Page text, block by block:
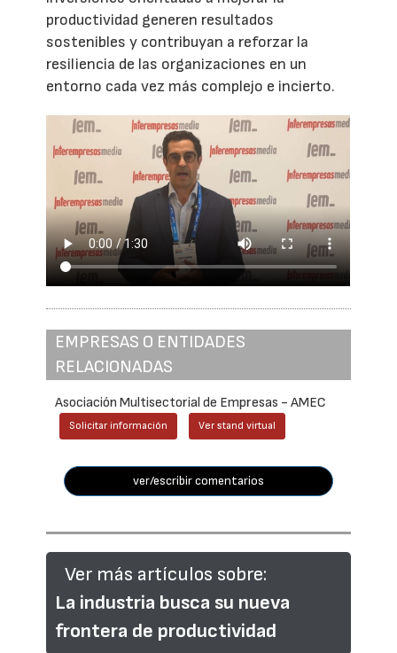
productividad generen resultados
sostenibles y contribuyan a reforzar la
resiliencia de las organizaciones en un
entorno cada vez más complejo e incierto.
EMPRESAS O ENTIDADES
RELACIONADAS
Asociación Multisectorial de Empresas - AMEC
Solicitar información Ver stand virtual
ver/escribir comentarios
Ver más artículos sobre:
La industria busca su nueva
frontera de productividad